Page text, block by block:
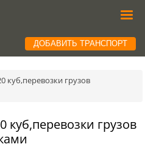
ДОБАВИТЬ ТРАНСПОРТ
куб,перевозки грузов
куб,перевозки грузов